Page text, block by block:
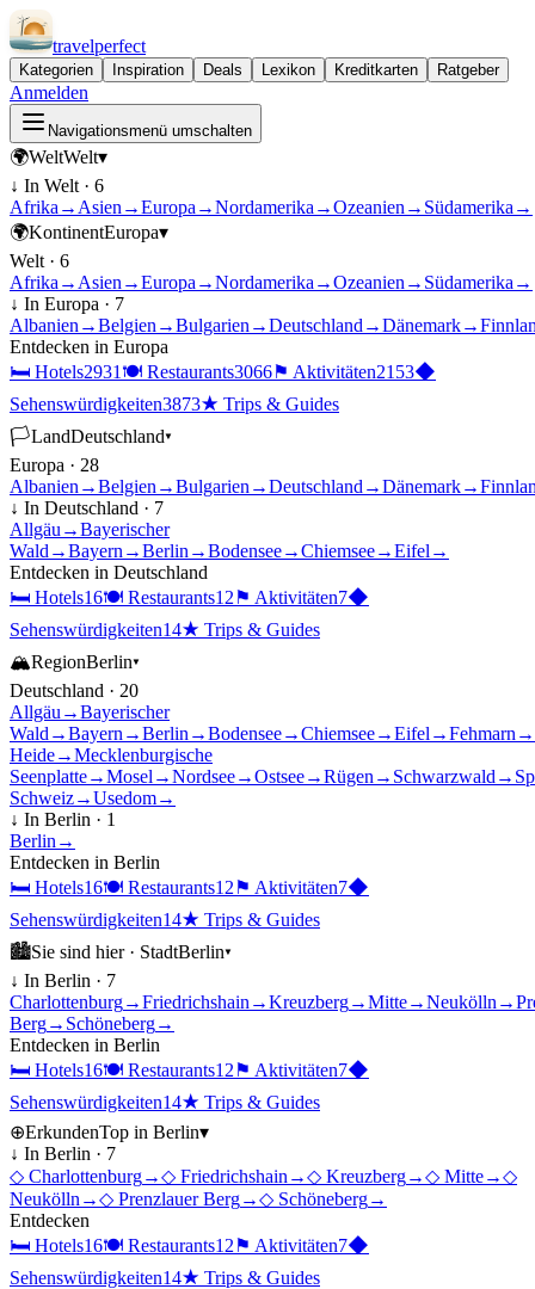
travelperfect
Kategorien Inspiration Deals Lexikon Kreditkarten Ratgeber
Anmelden
Navigationsmenü umschalten
🌍WeltWelt▾
↓ In Welt · 6
Afrika → Asien →Europa →Nordamerika →Ozeanien → Südamerika →
🌍KontinentEuropa▾
Welt · 6
Afrika → Asien →Europa →Nordamerika →Ozeanien → Südamerika →
↓ In Europa · 7
Albanien →Belgien →Bulgarien →Deutschland →Dänemark→
Entdecken in Europa
🛏 Hotels2931 🍽 Restaurants3066⚑ Aktivitäten2153◆
Sehenswürdigkeiten3873★ Trips & Guides
🏳LandDeutschland▾
Europa · 28
Albanien →Belgien →Bulgarien →Deutschland →Dänemark→
↓ In Deutschland · 7
Allgäu →Bayerischer
Wald →Bayern →Berlin →Bodensee→Chiemsee→Eifel →
Entdecken in Deutschland
🛏 Hotels16🍽 Restaurants12⚑ Aktivitäten7◆
Sehenswürdigkeiten14★ Trips & Guides
🏔RegionBerlin▾
Deutschland · 20
Allgäu →Bayerischer
Wald →Bayern →Berlin →Bodensee→Chiemsee→Eifel →Fehmarn →
Heide→Mecklenburgische
Seenplatte→Mosel →Nordsee→Ostsee→Rügen → Schwarzwald →
Schweiz→Usedom→
↓ In Berlin · 1
Berlin →
Entdecken in Berlin
🛏 Hotels16🍽 Restaurants12⚑ Aktivitäten7◆
Sehenswürdigkeiten14★ Trips & Guides
🏙Sie sind hier · StadtBerlin▾
↓ In Berlin · 7
Charlottenburg→Friedrichshain →Kreuzberg→Mitte→Neukölln →
Berg→ Schöneberg→
Entdecken in Berlin
🛏 Hotels16🍽 Restaurants12⚑ Aktivitäten7◆
Sehenswürdigkeiten14★ Trips & Guides
⊕ErkundenTop in Berlin▾
↓ In Berlin · 7
◇ Charlottenburg→◇ Friedrichshain →◇ Kreuzberg→◇ Mitte→◇
Neukölln →◇ Prenzlauer Berg→◇ Schöneberg→
Entdecken
🛏 Hotels16🍽 Restaurants12⚑ Aktivitäten7◆
Sehenswürdigkeiten14★ Trips & Guides